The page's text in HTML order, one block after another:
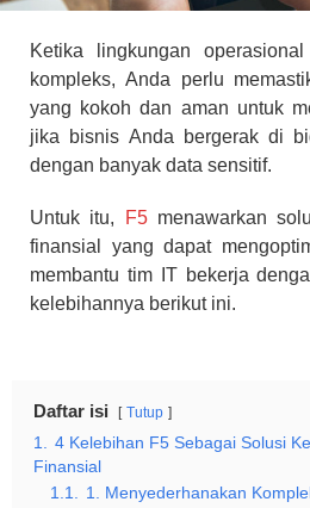
Ketika lingkungan
kompleks, Anda perlu
yang kokoh dan aman untuk
jika bisnis Anda bergerak di
dengan banyak data sensitif.
Untuk itu, F5menawarkan
finansial yang dapat
membantu tim IT bekerja
kelebihannya berikut ini.
Daftar isi Tutup
1.
4 Kelebihan F5 Sebagai Solusi
Finansial
1.1.
1. Menyederhanakan